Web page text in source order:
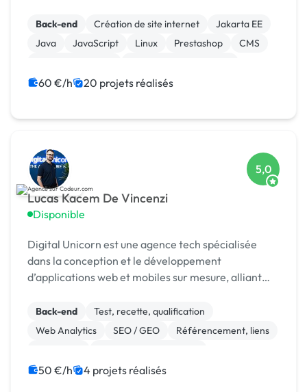
ans les entrepr
Back-end Création de site internet
Jakarta EE
Java
JavaScript Linux Prestashop
CMS
60 €/h 20 projets réalisés
Lucas Kacem De Vincenzi
Disponible
5,0
Digital Unicorn est une agence tech spécialisée
dans la conception et le développement
d’applications web et mobiles sur mesure, alliant
Back-end
Test, recette, qualification
Web Analytics
SEO / GEO
Référencement, liens
CSS, HTML, XML
CMS Site E-commerce
50 €/h 4 projets réalisés